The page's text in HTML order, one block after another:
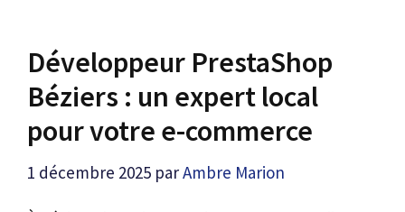
Développeur PrestaShop
Béziers : un expert local
pour votre e-commerce
1 décembre 2025 parAmbre Marion